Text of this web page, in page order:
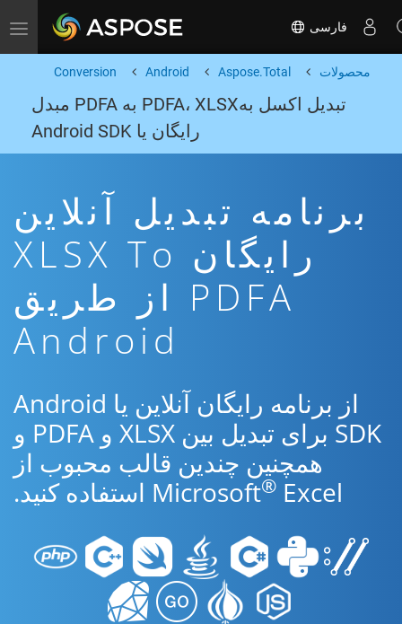
Toggle navigation فارسی
محصولات Aspose.Total
Android
Conversion
تبدیل اکسل بهPDFA، XLSX به PDFA مبدل
رایگان یا Android SDK
برنامه تبدیل آنلاین
رایگان XLSX To
PDFA از طریق
Android
از برنامه رایگان آنلاین یا Android
SDK برای تبدیل بین XLSX و PDFA و
همچنین چندین قالب محبوب از
Microsoft® Excel استفاده کنید.